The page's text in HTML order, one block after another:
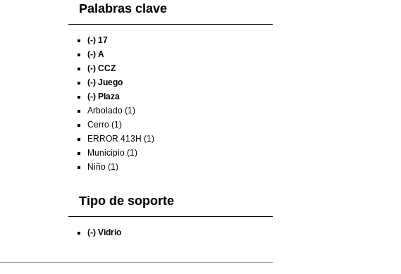
Palabras clave
(-) 17
(-) A
(-) CCZ
(-) Juego
(-) Plaza
Arbolado (1)
Cerro (1)
ERROR 413H (1)
Municipio (1)
Niño (1)
Tipo de soporte
(-) Vidrio